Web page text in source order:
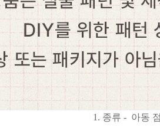
1. 종류 - 아동